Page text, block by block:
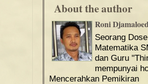
About the author
Roni
Seorang
Matematika
dan Guru
mempunyai
Mencerahkan Pemikiran